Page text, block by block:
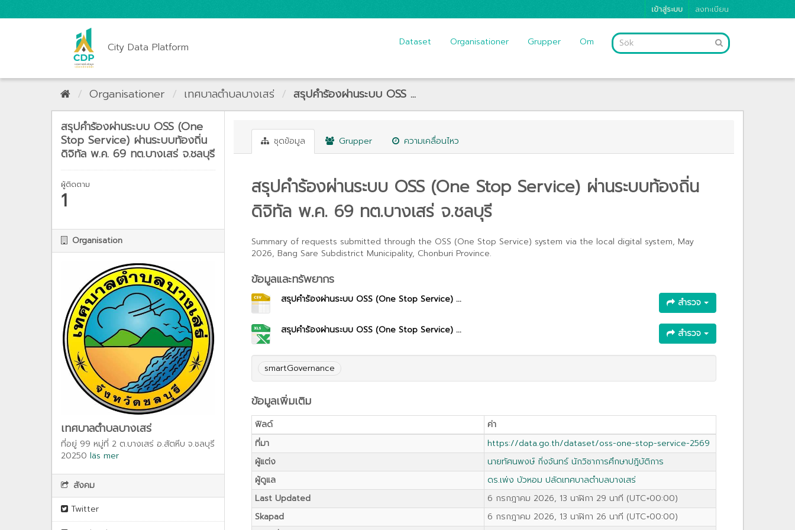
เข้าสู่ระบบ ลงทะเบียน
City Data Platform Dataset Organisationer Grupper Om
Organisationer เทศบาลตำบลบางเสร่
สรุปคำร้องผ่านระบบ OSS ...
สรุปคำร้องผ่านระบบ OSS (One
Stop Service) ผ่านระบบท้องถิ่น
ดิจิทัล พ.ค. 69 ทต.บางเสร่ จ.ชลบุรี
ผู้ติดตาม
1
Organisation
เทศบาลตำบลบางเสร่
ที่อยู่ 99 หมู่ที่ 2 ต.บางเสร่ อ.สัตหีบ จ.ชลบุรี
20250 läs mer
สังคม
Twitter
ชุดข้อมูล Grupper ความเคลื่อนไหว
สรุปคำร้องผ่านระบบ OSS (One Stop Service) ผ่านระบบท้องถิ่น
ดิจิทัล พ.ค. 69 ทต.บางเสร่ จ.ชลบุรี
Summary of requests submitted through the OSS (One Stop Service) system via the local digital system, May
2026, Bang Sare Subdistrict Municipality, Chonburi Province.
ข้อมูลและทรัพยากร
สรุปคำร้องผ่านระบบ OSS (One Stop Service) ... สำรวจ
สรุปคำร้องผ่านระบบ OSS (One Stop Service) ... สำรวจ
smartGovernance
ข้อมูลเพิ่มเติม
ฟิลด์
ค่า
ที่มา
https://data.go.th/dataset/oss-one-stop-service-2569
ผู้แต่ง
นายทัศนพงษ์ กิ่งจันทร์ นักวิชาการศึกษาปฎิบัติการ
ผู้ดูแล
ดร.เพ่ง บัวหอม ปลัดเทศบาลตำบลบางเสร่
Last Updated
6 กรกฎาคม 2026, 13 นาฬิกา 29 นาที (UTC+00:00)
Skapad
6 กรกฎาคม 2026, 13 นาฬิกา 26 นาที (UTC+00:00)